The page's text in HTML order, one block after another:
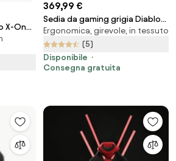
X-One
369,99 €
Sedia da gaming grigia Diablo
X.One Prime, Normal Size,
Nightwolf Moon
Ergonomica, girevole, in tessuto
(5)
Disponibile
Consegna gratuita